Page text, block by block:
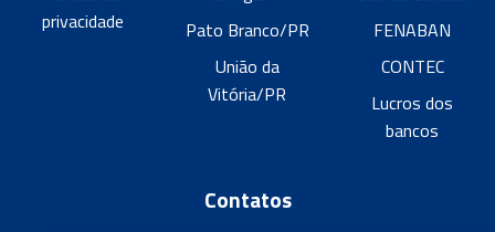
privacidade
Pato Branco/PR
União da
Vitória/PR
FENABAN
CONTEC
Lucros dos
bancos
Contatos